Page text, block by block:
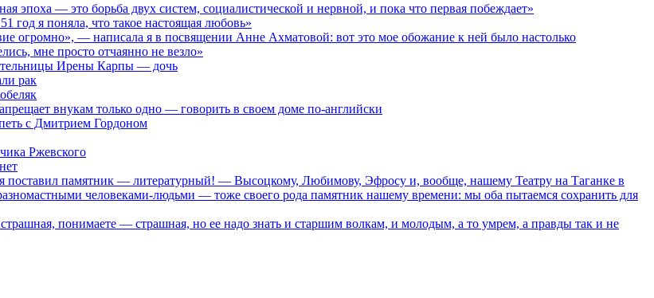
эпоха — это борьба двух систем, социалистической и нервной, и пока что первая побеждает»
я поняла, что такое настоящая любовь»
— написала я в посвящении Анне Ахматовой: вот это мое обожание к ней было настолько
мне просто отчаянно не везло»
Ирены Карпы — дочь
рак
внукам только одно — говорить в своем доме по-английски
с Дмитрием Гордоном
Ржевского
памятник — литературный! — Высоцкому, Любимову, Эфросу и, вообще, нашему Театру на Таганке в
человеками-людьми — тоже своего рода памятник нашему времени: мы оба пытаемся сохранить для
понимаете — страшная, но ее надо знать и старшим волкам, и молодым, а то умрем, а правды так и не